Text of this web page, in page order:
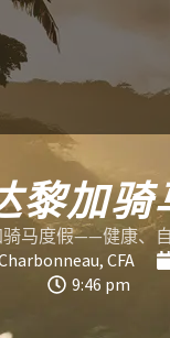
黎加骑
马度假——健康、
CFA
9:46 pm